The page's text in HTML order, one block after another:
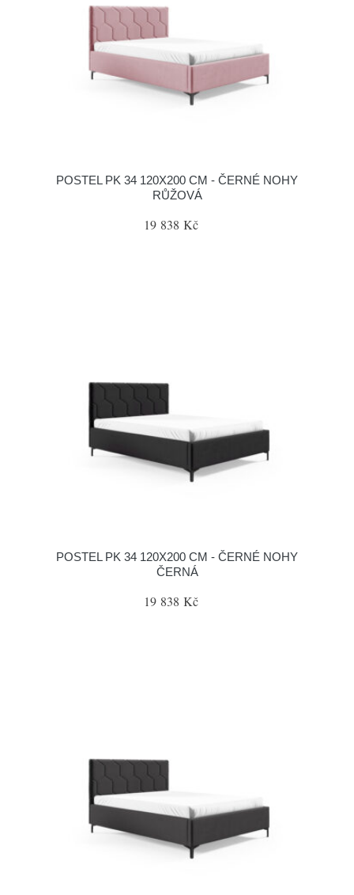
POSTEL PK 34 120X200 CM - ČERNÉ NOHY
RŮŽOVÁ
19 838 Kč
POSTEL PK 34 120X200 CM - ČERNÉ NOHY
ČERNÁ
19 838 Kč